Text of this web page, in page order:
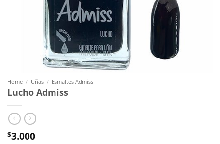
Home / Uñas / Esmaltes Admiss
Lucho Admiss
$3.000